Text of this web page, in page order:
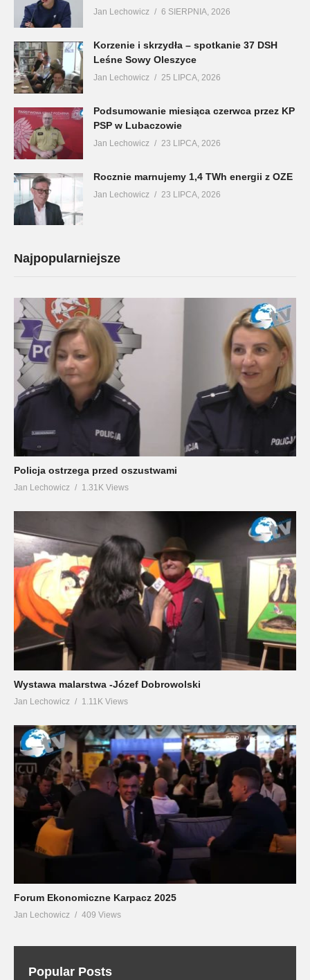
Jan Lechowicz 6 SIERPNIA, 2026
Korzenie i skrzydła – spotkanie 37 DSH
Leśne Sowy Oleszyce
Jan Lechowicz 25 LIPCA, 2026
Podsumowanie miesiąca czerwca przez KP
PSP w Lubaczowie
Jan Lechowicz 23 LIPCA, 2026
Rocznie marnujemy 1,4 TWh energii z OZE
Jan Lechowicz 23 LIPCA, 2026
Najpopularniejsze
Policja ostrzega przed oszustwami
Jan Lechowicz 1.31K Views
Wystawa malarstwa -Józef Dobrowolski
Jan Lechowicz 1.11K Views
Forum Ekonomiczne Karpacz 2025
Jan Lechowicz 409 Views
Popular Posts